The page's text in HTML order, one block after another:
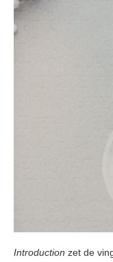
Introduction zet de